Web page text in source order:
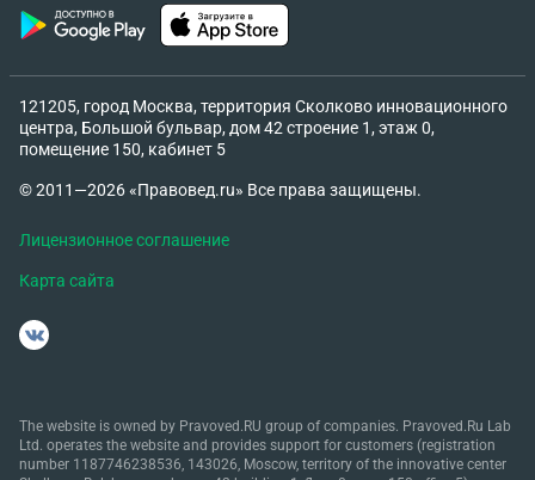
121205, город Москва, территория Сколково инновационного
центра, Большой бульвар, дом 42 строение 1, этаж 0,
помещение 150, кабинет 5
© 2011—2026 «Правовед.ru» Все права защищены.
Лицензионное соглашение
Карта сайта
The website is owned by Pravoved.RU group of companies. Pravoved.Ru Lab
Ltd. operates the website and provides support for customers (registration
number 1187746238536, 143026, Moscow, territory of the innovative center